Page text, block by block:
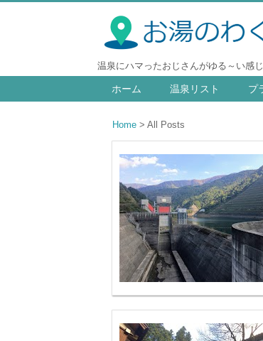
温泉にハマったおじさんがゆる～い感
ホーム 温泉リスト プ
Home All Posts